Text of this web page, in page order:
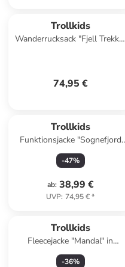
Trollkids
Wanderrucksack "Fjell Trekker
74,95 €
Trollkids
Funktionsjacke "Sognefjord
Pro" in Dunkelblau
-47%
ab: 38,99 €
UVP: 74,95 €*
Trollkids
Fleecejacke "Mandal" in
Dunkelblau
-36%